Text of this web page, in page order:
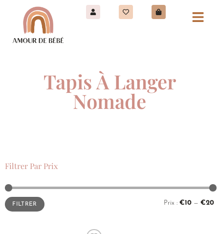
Tapis À Langer
Nomade
Filtrer Par Prix
FILTRER Prix : €10 — €20